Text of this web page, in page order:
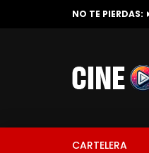
NO TE PIERDAS:
CARTELERA